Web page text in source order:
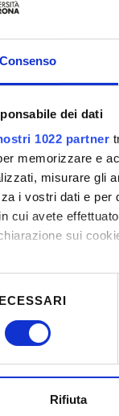
Consenso
dei dati
1022 partner
memorizzare e
misurare gli
i vostri dati e per
cui avete
sui
consenso,
come
i cookie per
Rifiuta
12/2024